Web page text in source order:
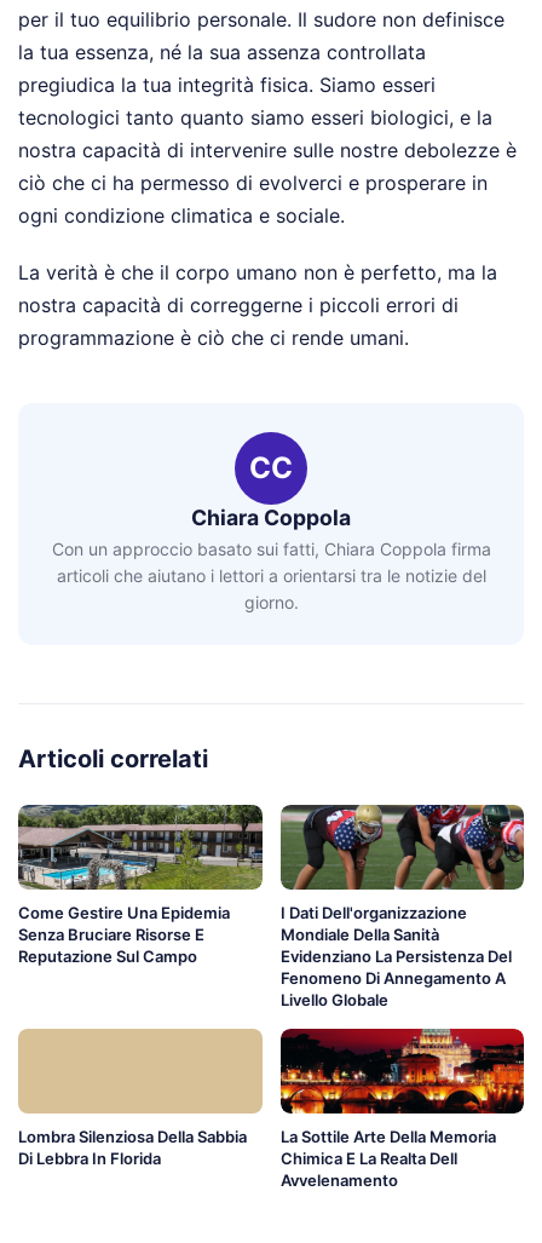
per il tuo equilibrio personale. Il sudore non definisce
la tua essenza, né la sua assenza controllata
pregiudica la tua integrità fisica. Siamo esseri
tecnologici tanto quanto siamo esseri biologici, e la
nostra capacità di intervenire sulle nostre debolezze è
ciò che ci ha permesso di evolverci e prosperare in
ogni condizione climatica e sociale.
La verità è che il corpo umano non è perfetto, ma la
nostra capacità di correggerne i piccoli errori di
programmazione è ciò che ci rende umani.
CC
Chiara Coppola
Con un approccio basato sui fatti, Chiara Coppola firma
articoli che aiutano i lettori a orientarsi tra le notizie del
giorno.
Articoli correlati
Come Gestire Una Epidemia
Senza Bruciare Risorse E
Reputazione Sul Campo
I Dati Dell'organizzazione
Mondiale Della Sanità
Evidenziano La Persistenza Del
Fenomeno Di Annegamento A
Livello Globale
Lombra Silenziosa Della Sabbia
Di Lebbra In Florida
La Sottile Arte Della Memoria
Chimica E La Realta Dell
Avvelenamento